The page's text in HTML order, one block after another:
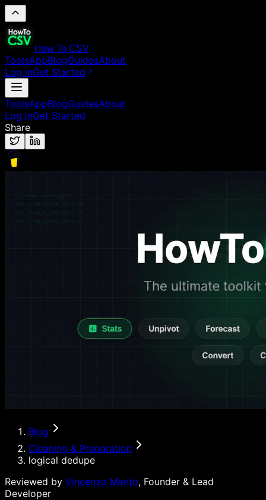
How To CSV
ToolsAppBlogGuidesAbout
Log inGet Started
ToolsAppBlogGuidesAbout
Log inGet Started
Share
Blog
Cleaning & Preparation
logical dedupe
Reviewed by Vincenzo Manto, Founder & Lead
Developer